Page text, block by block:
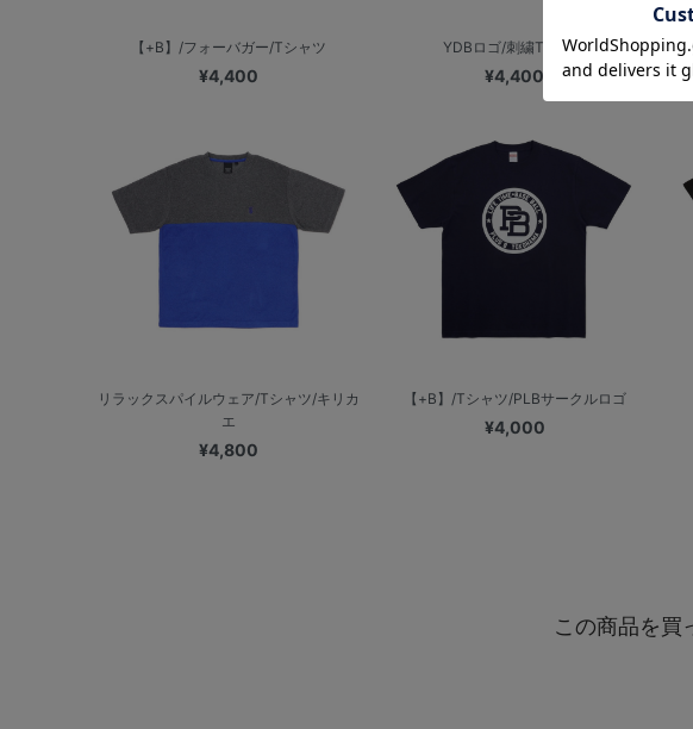
【+B】/フォーバガー/Tシャツ
¥4,400
YDBロゴ/刺繍Tシャツ
¥4,400
マ
リラックスパイルウェア/Tシャツ/キリカ
エ
¥4,800
【+B】/Tシャツ/PLBサークルロゴ
¥4,000
この商品を買